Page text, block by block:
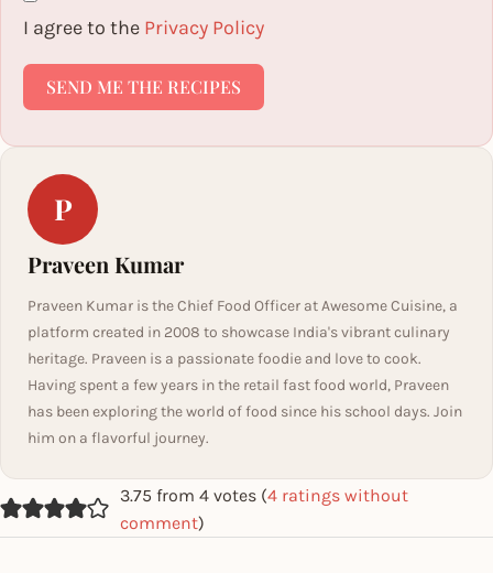
I agree to the Privacy Policy
SEND ME THE RECIPES
P
Praveen Kumar
Praveen Kumar is the Chief Food Officer at Awesome Cuisine, a
platform created in 2008 to showcase India's vibrant culinary
heritage. Praveen is a passionate foodie and love to cook.
Having spent a few years in the retail fast food world, Praveen
has been exploring the world of food since his school days. Join
him on a flavorful journey.
3.75 from 4 votes (4 ratings without
comment)